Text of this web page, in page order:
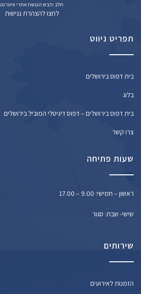
חלב ודבש הנגשת אתרי איטרנט
לחצו להצהרת נגישות
תפריט ניווט
בית דפוס בירושלים
בלוג
בית דפוס בירושלים – דפוס דיגיטלי המוביל בירושלים
צרו קשר
שעות פתיחה
ראשון – חמישי: 9.00 – 17.00
שישי- שבת: סגור
שירותים
הזמנות לאירועים